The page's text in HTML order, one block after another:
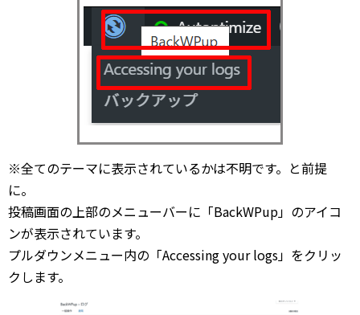
※全てのテーマに表示されているかは不明です。と前提
に。
投稿画面の上部のメニューバーに「BackWPup」のアイコ
ンが表示されています。
プルダウンメニュー内の「Accessing your logs」をクリッ
クします。